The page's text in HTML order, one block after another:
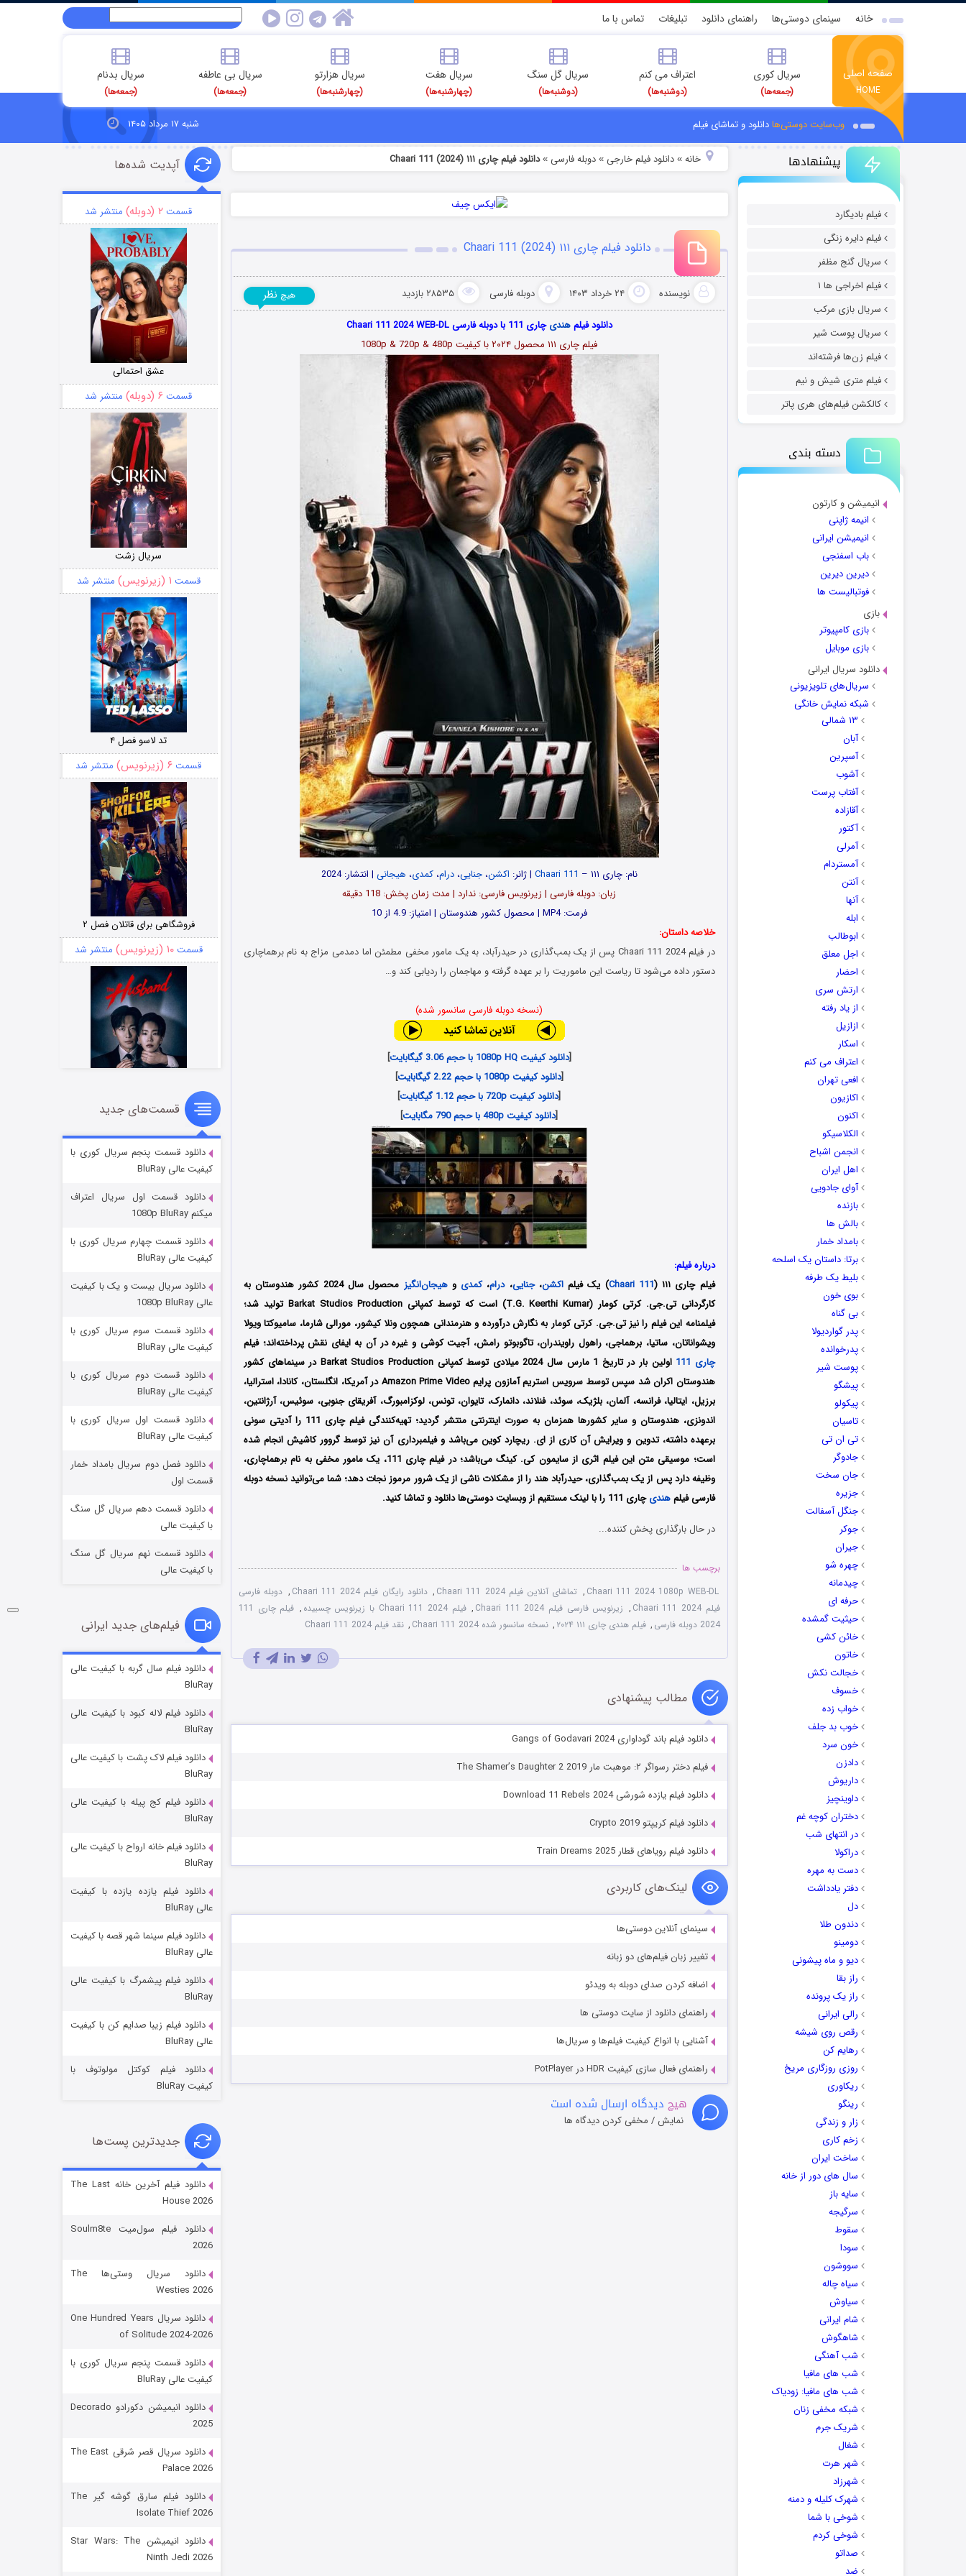
خانه سینمای دوستی‌ها راهنمای دانلود تبلیغات تماس با ما
صفحه اصلی
HOME
سریال کوری
(جمعه‌ها)
اعتراف می کنم
(دوشنبه‌ها)
سریال گل سنگ
(دوشنبه‌ها)
سریال هفت
(چهارشنبه‌ها)
سریال هزارتو
(چهارشنبه‌ها)
سریال بی عاطفه
(جمعه‌ها)
سریال بدنام
(جمعه‌ها)
وب‌سایت دوستی‌هادانلود و تماشای فیلم شنبه ۱۷ مرداد ۱۴۰۵
پیشنهادها
فیلم بادیگارد
فیلم دایره زنگی
سریال گنج مظفر
فیلم اخراجی ها ۱
سریال بازی مرکب
سریال پوست شیر
فیلم زن‌ها فرشته‌اند
فیلم متری شیش و نیم
کالکشن فیلم‌های هری پاتر
دسته بندی
انیمیشن و کارتون
انیمه ژاپنی
انیمیشن ایرانی
باب اسفنجی
دیرین دیرین
فوتبالیست ها
بازی
بازی کامپیوتر
بازی موبایل
دانلود سریال ایرانی
سریال‌های تلویزیونی
شبکه نمایش خانگی
۱۳ شمالی
آبان
آسپرین
آشوب
آفتاب پرست
آقازاده
آکتور
آمرلی
آمستردام
آنتن
آنها
ابله
ابوطالب
اجل معلق
احضار
ارتش سری
از یاد رفته
ازازیل
اسکار
اعتراف می کنم
افعی تهران
اکازیون
اکنون
الکلاسیکو
انجمن اشباح
اهل ایران
آوای جادویی
بازنده
بالش ها
بامداد خمار
برتا: داستان یک اسلحه
بلیط یک‌‌ طرفه
بوی خون
بی گناه
پدر گواردیولا
پدرخوانده
پوست شیر
پیشگو
پیکولو
تاسیان
تی ان تی
جادوگر
جان سخت
جزیره
جنگل آسفالت
جوکر
جیران
چهره شو
چیدمانه
حرفه ای
حیثیت گمشده
خائن کشی
خاتون
خجالت نکش
خسوف
خواب زده
خوب بد جلف
خون سرد
دادزن
داریوش
داوینچیز
دختران کوچه غم
در انتهای شب
دراکولا
دست به مهره
دفتر یادداشت
دل
دندون طلا
دومینو
دیو و ماه پیشونی
راز بقا
راز یک پرونده
رالی ایرانی
رقص روی شیشه
رهایم کن
روزی روزگاری مریخ
ریکاوری
رینگو
زار و زندگی
زخم کاری
ساخت ایران
سال های دور از خانه
سایه باز
سرگیجه
سقوط
سودا
سووشون
سیاه چاله
سیاوش
شام ایرانی
شاهگوش
شب آهنگی
شب های مافیا
شب های مافیا: زودیاک
شبکه مخفی زنان
شریک جرم
شغال
شهر هرت
شهرزاد
شهرک کلیله و دمنه
شوخی با شما
شوخی کردم
صداتو
ضد
خانه» دانلود فیلم خارجی » دوبله فارسی »دانلود فیلم چاری ۱۱۱ Chaari 111 (2024)
دانلود فیلم چاری ۱۱۱ Chaari 111 (2024)
نویسنده ۲۴ خرداد ۱۴۰۳ دوبله فارسی ۲۸۵۳۵ بازدید هیچ نظر
دانلود فیلمهندیچاری 111 با دوبله فارسی Chaari 111 2024 WEB-DL
فیلم چاری ۱۱۱ محصول ۲۰۲۴ با کیفیت 1080p & 720p & 480p
نام: چاری ۱۱۱ – Chaari 111 | ژانر: اکشن،جنایی،درام،کمدی، هیجانی | انتشار: 2024
زبان: دوبله فارسی | زیرنویس فارسی: ندارد | مدت زمان پخش: 118 دقیقه
فرمت: MP4 | محصول کشور هندوستان | امتیاز: 4.9 از 10
خلاصه داستان:
در فیلم Chaari 111 2024 پس از یک بمب‌گذاری در حیدرآباد، به یک مامور مخفی مطمئن اما دمدمی مزاج به نام برهماچاری
دستور داده می‌شود تا ریاست این ماموریت را بر عهده گرفته و مهاجمان را ردیابی کند و…
(نسخه دوبله فارسی سانسور شده)
[دانلود کیفیت 1080p HQ با حجم 3.06 گیگابایت
]
[دانلود کیفیت 1080p با حجم 2.22 گیگابایت
]
[دانلود کیفیت 720p با حجم 1.12 گیگابایت
]
[دانلود کیفیت 480p با حجم 790 مگابایت ]
درباره فیلم:
فیلم چاری ۱۱۱ (
Chaari 111) یک فیلماکشن،جنایی،درام،کمدی وهیجان‌انگیز
محصول سال 2024 کشور هندوستان به
کارگردانی تی.جی. کرتی کومار (T.G. Keerthi Kumar) است که توسط کمپانی‌ Barkat Studios Production تولید شد؛
فیلمنامه این فیلم را نیز تی.جی. کرتی کومار به نگارش درآورده و هنرمندانی همچون ونلا کیشور، مورالی شارما، سامیوکتا ویولا
ویشواناتان، ساتیا، برهماجی، راهول راویندران، تاگوبوتو رامش، آجیت کوشی و غیره در آن به ایفای نقش پرداخته‌اند؛ فیلم
چاری 111
اولین بار در تاریخ 1 مارس سال 2024 میلادی توسط کمپانی Barkat Studios Production در سینماهای کشور
هندوستان اکران شد سپس توسط سرویس استریم آمازون پرایم Amazon Prime Video در آمریکا، انگلستان، کانادا، استرالیا،
برزیل، ایتالیا، فرانسه، آلمان، بلژیک، سوئد، فنلاند، دانمارک، تایوان، تونس، لوکزامبورگ، آفریقای جنوبی، سوئیس، آرژانتین،
اندونزی، هندوستان و سایر کشورها همزمان به صورت اینترنتی منتشر گردید؛ تهیه‌کنندگی فیلم چاری 111 را آدیتی سونی
برعهده داشته، تدوین و ویرایش آن کاری از ای. ریچارد کوین می‌باشد و فیلمبرداری آن نیز توسط گروور کاشیش انجام شده
است؛ موسیقی متن این فیلم اثری از سایمون کی. کینگ می‌باشد؛ در فیلم چاری 111، یک مامور مخفی به نام برهماچاری،
وظیفه دارد پس از یک بمب‌گذاری، حیدرآباد هند را از مشکلات ناشی از یک شرور مرموز نجات دهد؛ شما می‌توانید نسخه دوبله
فارسی فیلمهندیچاری 111 را با ‌لینک مستقیم از وبسایت دوستی‌ها دانلود و تماشا کنید.
در حال بارگذاری پخش کننده...
برچسب ها
Chaari 111 2024 1080p WEB-DL
, تماشای آنلاین فیلم Chaari 111 2024 , دانلود رایگان فیلم Chaari 111 2024 , دوبله فارسی
فیلم Chaari 111 2024
, زیرنویس فارسی فیلم Chaari 111 2024 , فیلم Chaari 111 2024 با زیرنویس چسبیده ,
فیلم چاری 111
2024 دوبله فارسی
, فیلم هندی چاری ۱۱۱ ۲۰۲۴ , نسخه سانسور شده Chaari 111 2024 , نقد فیلم Chaari 111 2024
مطالب پیشنهادی
دانلود فیلم باند گوداواری Gangs of Godavari 2024
فیلم دختر رسواگر ۲: موهبت مار The Shamer’s Daughter 2 2019
دانلود فیلم یازده شورشی Download 11 Rebels 2024
دانلود فیلم کریپتو Crypto 2019
دانلود فیلم رویاهای قطار Train Dreams 2025
لینک‌های کاربردی
سینمای آنلاین دوستی‌ها
تغییر زبان فیلم‌های دو زبانه
اضافه کردن صدای دوبله به ویدئو
راهنمای دانلود از سایت دوستی ها
آشنایی با انواع کیفیت فیلم‌ها و سریال‌ها
راهنمای فعال سازی کیفیت HDR در PotPlayer
هیچ دیدگاه ارسال شده است
نمایش / مخفی کردن دیدگاه ها
آپدیت شده‌ها
قسمت ۲ (دوبله) منتشر شد
عشق احتمالی
قسمت ۶ (دوبله) منتشر شد
سریال زشت
قسمت ۱ (زیرنویس) منتشر شد
تد لاسو فصل ۴
قسمت ۶ (زیرنویس) منتشر شد
فروشگاهی برای قاتلان فصل ۲
قسمت۱۰ (زیرنویس) منتشر شد
شوهر
قسمت۸ (زیرنویس) منتشر شد
عملیات آپارتمان
مردگان متحرک: شهر مرده ۳
قسمت ۲ (زیرنویس) منتشر شد
شکست استوارت در نجات جهان
قسمت
شوگر فصل ۲
خاندان اژدها فصل ۳
قسمت
باب اسفنجی فصل ۱۷
قسمت
قسمت‌های جدید
دانلود قسمت پنجم سریال کوری با
کیفیت عالی BluRay
دانلود قسمت اول سریال اعتراف
میکنم 1080p BluRay
دانلود قسمت چهارم سریال کوری با
کیفیت عالی BluRay
دانلود سریال بیست و یک با کیفیت
عالی 1080p BluRay
دانلود قسمت سوم سریال کوری با
کیفیت عالی BluRay
دانلود قسمت دوم سریال کوری با
کیفیت عالی BluRay
دانلود قسمت اول سریال کوری با
کیفیت عالی BluRay
دانلود فصل دوم سریال بامداد خمار
قسمت اول
دانلود قسمت دهم سریال گل سنگ
با کیفیت عالی
دانلود قسمت نهم سریال گل سنگ
با کیفیت عالی
فیلم‌های جدید ایرانی
دانلود فیلم سال گربه با کیفیت عالی
BluRay
دانلود فیلم لاله کبود با کیفیت عالی
BluRay
دانلود فیلم لاک پشت با کیفیت عالی
BluRay
دانلود فیلم کج‌ پیله با کیفیت عالی
BluRay
دانلود فیلم خانه ارواح با کیفیت عالی
BluRay
دانلود فیلم یازده یازده با کیفیت
عالی BluRay
دانلود فیلم سینما شهر قصه با کیفیت
عالی BluRay
دانلود فیلم پیشمرگ با کیفیت عالی
BluRay
دانلود فیلم زیبا صدایم کن با کیفیت
عالی BluRay
دانلود فیلم کوکتل مولوتوف با
کیفیت BluRay
جدیدترین پست‌ها
دانلود فیلم آخرین خانه The Last
House 2026
دانلود فیلم سول‌میت Soulm8te
2026
دانلود سریال وستی‌ها The
Westies 2026
دانلود سریال One Hundred Years
of Solitude 2024-2026
دانلود قسمت پنجم سریال کوری با
کیفیت عالی BluRay
دانلود انیمیشن دکورادو Decorado
2025
دانلود سریال قصر شرقی The East
Palace 2026
دانلود فیلم سارق گوشه گیر The
Isolate Thief 2026
دانلود انیمیشن Star Wars: The
Ninth Jedi 2026